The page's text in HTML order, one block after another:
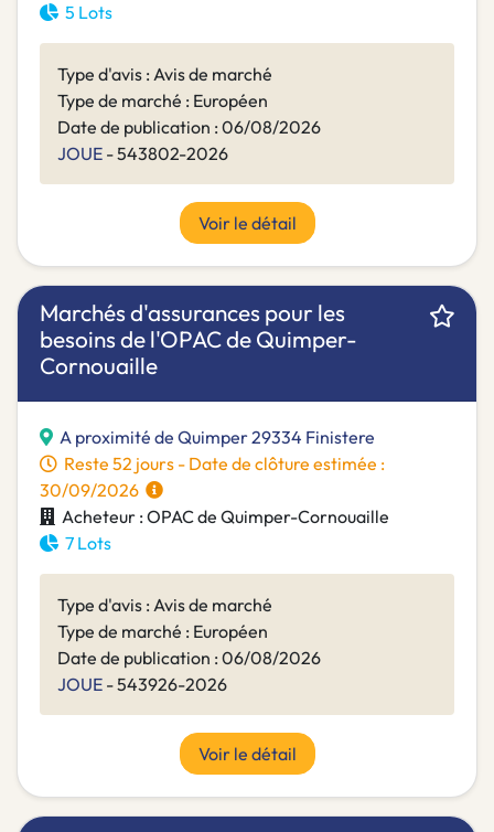
5 Lots
Type d'avis : Avis de marché
Type de marché : Européen
Date de publication : 06/08/2026
JOUE - 543802-2026
Voir le détail
Marchés d'assurances pour les
besoins de l'OPAC de Quimper-
Cornouaille
A proximité de Quimper 29334 Finistere
Reste 52 jours - Date de clôture estimée :
30/09/2026
Acheteur : OPAC de Quimper-Cornouaille
7 Lots
Type d'avis : Avis de marché
Type de marché : Européen
Date de publication : 06/08/2026
JOUE - 543926-2026
Voir le détail